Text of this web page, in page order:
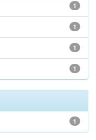
1
1
1
1
1